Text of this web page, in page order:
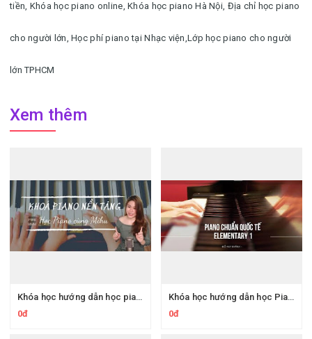
tiền, Khóa học piano online,Khóa học piano Hà Nội, Địa chỉ học piano
cho người lớn,Học phí piano tại Nhạc viện,Lớp học piano cho người
lớn TPHCM
Xem thêm
Khóa học hướng dẫn học piano nền tảng cho người mới bắt đầu
0đ
Khóa học hướng dẫn học Piano chuẩn Quốc tế Elementary 1
0đ